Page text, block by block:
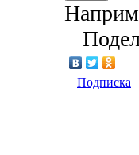
Подписка